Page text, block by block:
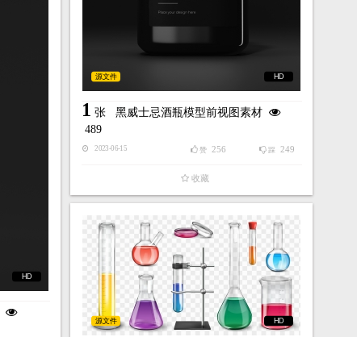
HD
源文件
1 张 黑威士忌酒瓶模型前视图素材
489
2023-06-15 踩 249
赞 256
收藏
HD
HD
源文件